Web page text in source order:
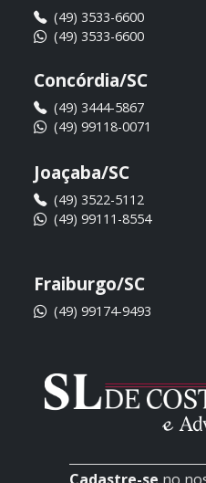
(49) 3533-6600
(49) 3533-6600
Concórdia/SC
(49) 3444-5867
(49) 99118-0071
Joaçaba/SC
(49) 3522-5112
(49) 99111-8554
Fraiburgo/SC
(49) 99174-9493